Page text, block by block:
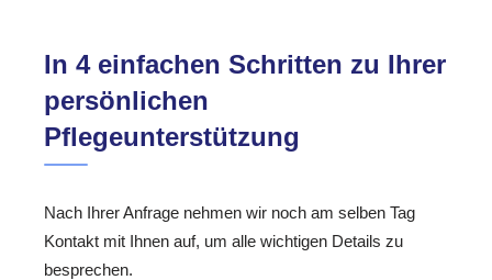
In 4 einfachen Schritten zu Ihrer
persönlichen
Pflegeunterstützung
Nach Ihrer Anfrage nehmen wir noch am selben Tag
Kontakt mit Ihnen auf, um alle wichtigen Details zu
besprechen.